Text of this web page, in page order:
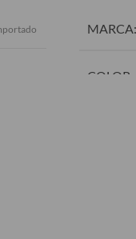
MARCA
COLOR